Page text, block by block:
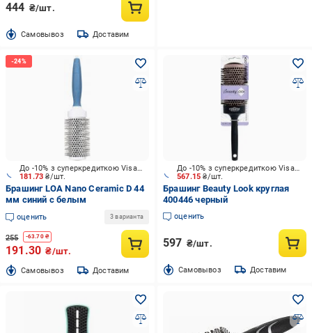
444 ₴/шт.
Cамовывоз Доставим
181.73₴/шт.
До -10% з суперкредиткою Visa Вигода
Брашинг LOA Nano Ceramic D 44
мм синий с белым
оценить 3 варианта
255 -63.70₴
191.30 ₴/шт.
Cамовывоз Доставим
567.15₴/шт.
До -10% з суперкредиткою Visa Вигода
Брашинг Beauty Look круглая
400446 черный
оценить
597 ₴/шт.
Cамовывоз Доставим